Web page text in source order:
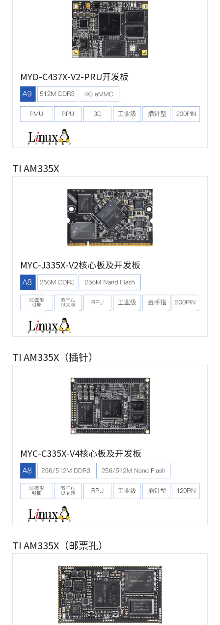
MYD-C437X-V2-PRU开发板
TI AM335X
MYC-J335X-V2核心板及开发板
TI AM335X（插针）
MYC-C335X-V4核心板及开发板
TI AM335X（邮票孔）